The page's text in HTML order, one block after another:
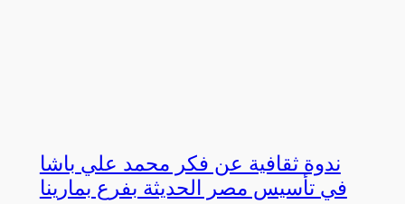
ندوة ثقافية عن فكر محمد علي باشا
في تأسيس مصر الحديثة بفرع بمارينا